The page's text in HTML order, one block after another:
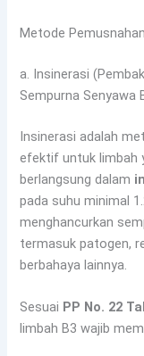
Metode
a. Insinerasi
Sempurna Senyawa
Insinerasi adalah
efektif untuk limbah
berlangsung dalam
pada suhu minimal
menghancurkan
termasuk patogen,
berbahaya lainnya.
Sesuai PP No. 22
limbah B3 wajib